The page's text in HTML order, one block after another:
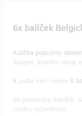
6x balíček
Kulička popcornu
Spojení, kterého nikdy
A pošlu vám rovnou 6
Do poznámky napiště,
zásilku vyzvednout: